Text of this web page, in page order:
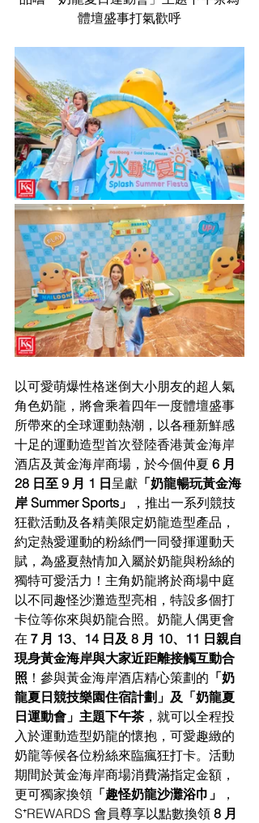
體壇盛事打氣歡呼
以可愛萌爆性格迷倒大小朋友的超人氣
角色奶龍，將會乘着四年一度體壇盛事
所帶來的全球運動熱潮，以各種新鮮感
十足的運動造型首次登陸香港黃金海岸
酒店及黃金海岸商場，於今個仲夏 6 月
28 日至 9 月 1 日呈獻 「奶龍暢玩黃金海
岸 Summer Sports」
，推出一系列競技
狂歡活動及各精美限定奶龍造型產品，
約定熱愛運動的粉絲們一同發揮運動天
賦，為盛夏熱情加入屬於奶龍與粉絲的
獨特可愛活力！主角奶龍將於商場中庭
以不同趣怪沙灘造型亮相，特設多個打
卡位等你來與奶龍合照。奶龍人偶更會
在 ７月 13、14 日及 8 月 10、11 日親自
現身黃金海岸與大家近距離接觸互動合
照 ！參與黃金海岸酒店精心策劃的 「奶
龍夏日競技樂園住宿計劃」及「奶龍夏
日運動會」主題下午茶 ，就可以全程投
入於運動造型奶龍的懷抱，可愛趣緻的
奶龍等候各位粉絲來臨瘋狂打卡。活動
期間於黃金海岸商場消費滿指定金額，
更可獨家換領 「趣怪奶龍沙灘浴巾」
，
S⁺REWARDS 會員尊享以點數換領 8 月